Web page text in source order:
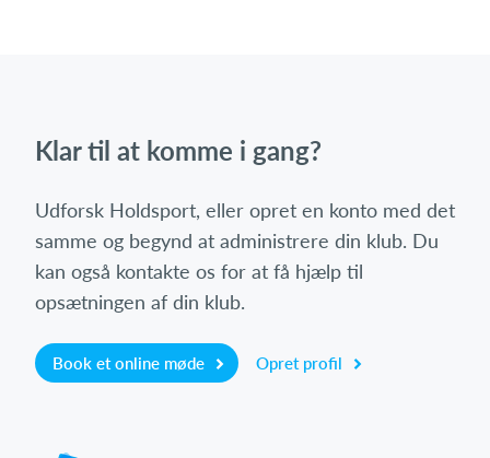
Klar til at komme i gang?
Udforsk Holdsport, eller opret en konto med det
samme og begynd at administrere din klub. Du
kan også kontakte os for at få hjælp til
opsætningen af din klub.
Book et online møde Opret profil